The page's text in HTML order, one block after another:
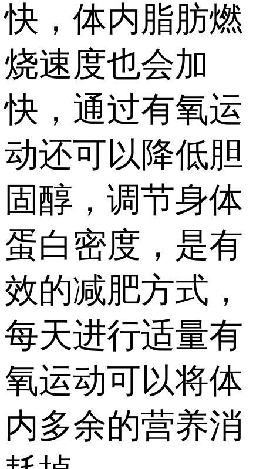
快，体内脂肪燃
烧速度也会加
快，通过有氧运
动还可以降低胆
固醇，调节身体
蛋白密度，是有
效的减肥方式，
每天进行适量有
氧运动可以将体
内多余的营养消